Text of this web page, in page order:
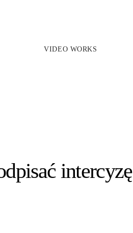
VIDEO WORKS
intercyzę